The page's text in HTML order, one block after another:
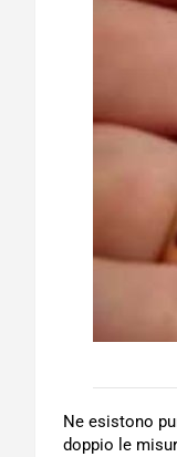
Ne esistono
doppio le